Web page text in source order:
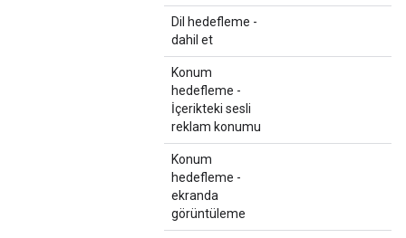
Dil hedefleme -
dahil et
Konum
hedefleme -
İçerikteki sesli
reklam konumu
Konum
hedefleme -
ekranda
görüntüleme